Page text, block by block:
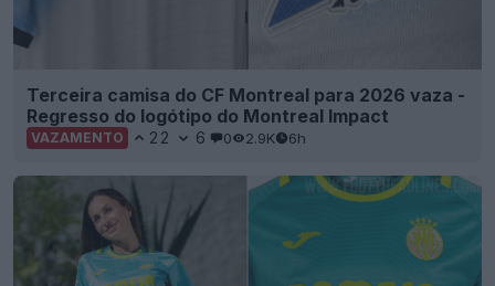
Terceira camisa do CF Montreal para 2026 vaza -
Regresso do logótipo do Montreal Impact
VAZAMENTO 22 6 0 2.9K 6h